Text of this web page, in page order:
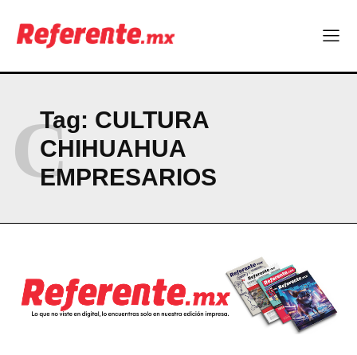
¿Y si el futuro industrial de Chihuahua estuviera en el aire?
Company
ABOUT
PRIVACY POLICY
Tag: CULTURA
CHIHUAHUA
EMPRESARIOS
C